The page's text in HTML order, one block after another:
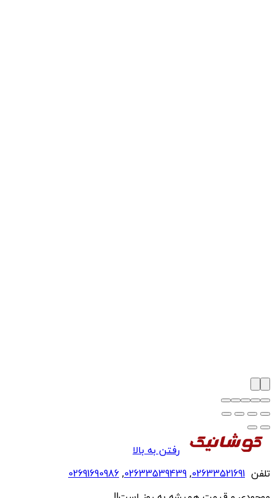
رفتن به بالا
تلفن 02633521691
,
02633539439
,
02691690986